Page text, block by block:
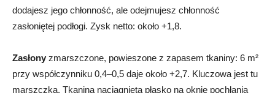
dodajesz jego chłonność, ale odejmujesz chłonność
zasłoniętej podłogi. Zysk netto: około +1,8.
Zasłony zmarszczone, powieszone z zapasem tkaniny: 6 m²
przy współczynniku 0,4–0,5 daje około +2,7. Kluczowa jest tu
marszczka. Tkanina naciągnięta płasko na oknie pochłania